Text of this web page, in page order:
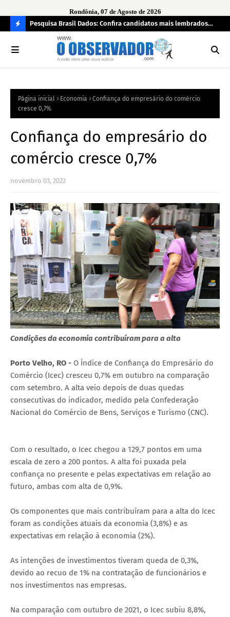
Rondônia, 07 de Agosto de 2026
O
R
Pesquisa Brasil Dados: Confira candidatos mais lembrados
pelo eleitorado de Rondônia para deputado estadual
Página inicial Economia
Confiança do empresário do comércio
cresce 0,7%
Confiança do empresário do
comércio cresce 0,7%
novembro 03, 2022
Condições da economia contribuíram para a alta
Porto Velho, RO - O Índice de Confiança do Empresário do
Comércio (Icec) cresceu 0,7% em outubro na comparação
com setembro. A alta veio depois de duas quedas
consecutivas do indicador, medido pela Confederação
Nacional do Comércio de Bens, Serviços e Turismo (CNC).
Com o resultado, o Icec chegou a 129,7 pontos em uma
escala de zero a 200 pontos. A alta foi puxada pela
confiança no presente e pelas expectativas em relação ao
futuro, ambas com alta de 0,9%.
Os componentes que mais contribuíram para a alta do Icec
foram as condições atuais da economia (3,8%) e as
expectativas em relação à economia (2%).
As intenções de investimentos tiveram queda de 0,3%,
devido ao recuo de 1% na contratação de funcionários e
nos investimentos nas empresas.
Na comparação com outubro de 2021, o Icec subiu 8,8%,